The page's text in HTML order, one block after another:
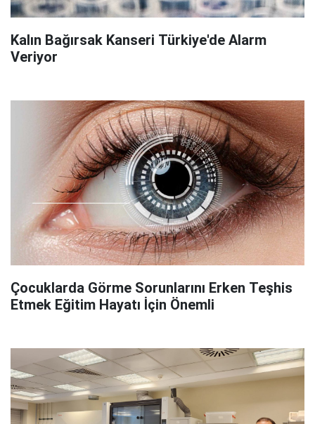
Kalın Bağırsak Kanseri Türkiye'de Alarm
Veriyor
Çocuklarda Görme Sorunlarını Erken Teşhis
Etmek Eğitim Hayatı İçin Önemli